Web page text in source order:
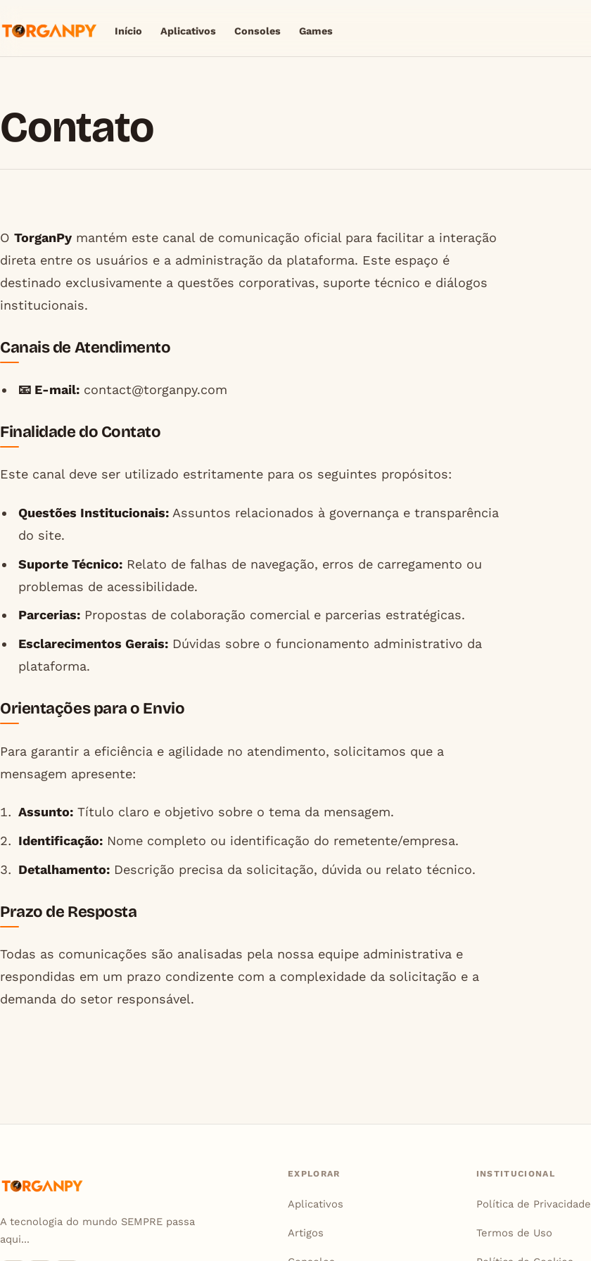
Início Aplicativos Consoles Games
Contato
O TorganPy mantém este canal de comunicação oficial para facilitar a interação
direta entre os usuários e a administração da plataforma. Este espaço é
destinado exclusivamente a questões corporativas, suporte técnico e diálogos
institucionais.
Canais de Atendimento
📧 E-mail: contact@torganpy.com
Finalidade do Contato
Este canal deve ser utilizado estritamente para os seguintes propósitos:
Questões Institucionais:Assuntos relacionados à governança e transparência
do site.
Suporte Técnico:Relato de falhas de navegação, erros de carregamento ou
problemas de acessibilidade.
Parcerias:Propostas de colaboração comercial e parcerias estratégicas.
Esclarecimentos Gerais:Dúvidas sobre o funcionamento administrativo da
plataforma.
Orientações para o Envio
Para garantir a eficiência e agilidade no atendimento, solicitamos que a
mensagem apresente:
Assunto:Título claro e objetivo sobre o tema da mensagem.
Identificação:Nome completo ou identificação do remetente/empresa.
Detalhamento:Descrição precisa da solicitação, dúvida ou relato técnico.
Prazo de Resposta
Todas as comunicações são analisadas pela nossa equipe administrativa e
respondidas em um prazo condizente com a complexidade da solicitação e a
demanda do setor responsável.
A tecnologia do mundo SEMPRE passa
aqui...
EXPLORAR
Aplicativos
Artigos
INSTITUCIONAL
Política de Privacidade
Termos de Uso